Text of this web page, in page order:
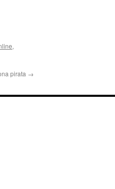
,
pirata →